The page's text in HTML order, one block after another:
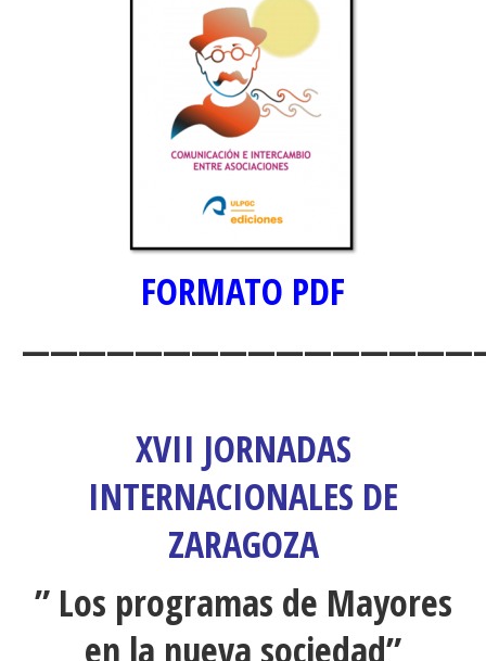
FORMATO PDF
XVII JORNADAS
INTERNACIONALES DE
ZARAGOZA
” Los programas de Mayores
en la nueva sociedad”